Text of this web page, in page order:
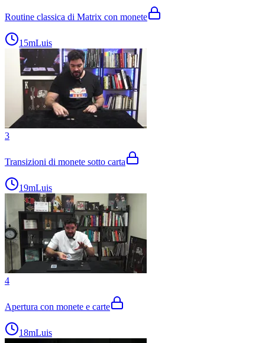
Routine classica di Matrix con monete
15mLuis
3
Transizioni di monete sotto carta
19mLuis
4
Apertura con monete e carte
18mLuis